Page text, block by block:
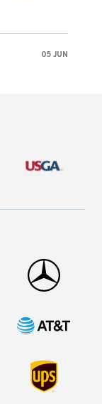
05 JUN